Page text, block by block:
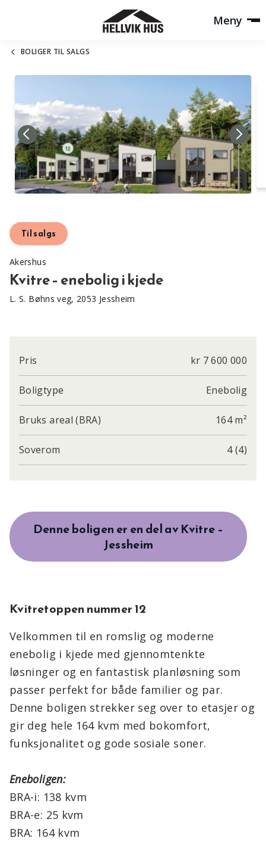
Meny
BOLIGER TIL SALGS
Til salgs
Akershus
Kvitre – enebolig i kjede
L. S. Bøhns veg, 2053 Jessheim
Pris kr 7 600 000
Boligtype Enebolig
Bruks areal (BRA) 164 m²
Soverom 4 (4)
Denne boligen er en del av Kvitre –
Jessheim
Kvitretoppen nummer 12
Velkommen til en romslig og moderne
enebolig i kjede med gjennomtenkte
løsninger og en fantastisk planløsning som
passer perfekt for både familier og par.
Denne boligen strekker seg over to etasjer og
gir deg hele 164 kvm med bokomfort,
funksjonalitet og gode sosiale soner.
Eneboligen:
BRA-i: 138 kvm
BRA-e: 25 kvm
BRA: 164 kvm